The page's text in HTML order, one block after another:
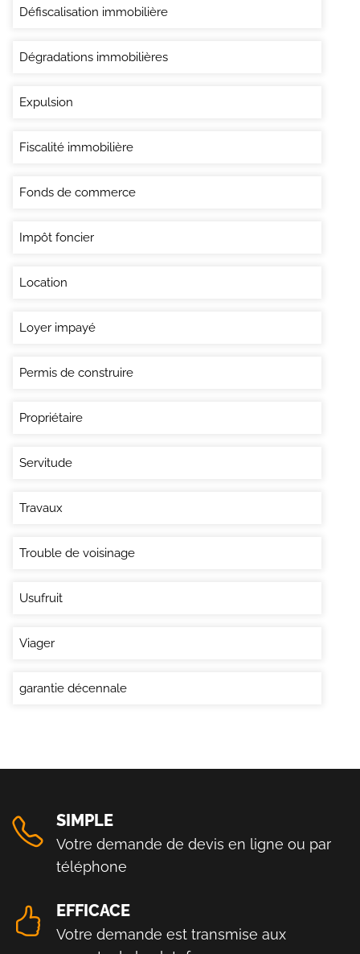
Défiscalisation immobilière
Dégradations immobilières
Expulsion
Fiscalité immobilière
Fonds de commerce
Impôt foncier
Location
Loyer impayé
Permis de construire
Propriétaire
Servitude
Travaux
Trouble de voisinage
Usufruit
Viager
garantie décennale
SIMPLE
Votre demande de devis en ligne ou par
téléphone
EFFICACE
Votre demande est transmise aux